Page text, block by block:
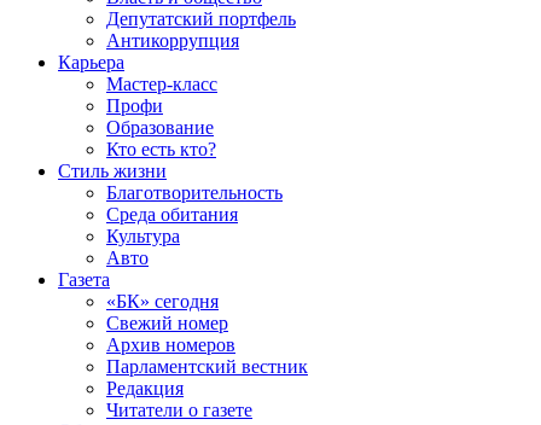
Депутатский портфель
Антикоррупция
Карьера
Мастер-класс
Профи
Образование
Кто есть кто?
Стиль жизни
Благотворительность
Среда обитания
Культура
Авто
Газета
«БК» сегодня
Свежий номер
Архив номеров
Парламентский вестник
Редакция
Читатели о газете